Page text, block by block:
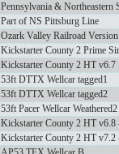
Pennsylvania & Northeastern
Part of NS Pittsburg Line
Ozark Valley Railroad
Kickstarter County 2 Prime
Kickstarter County 2 HT v6.7
53ft DTTX Wellcar tagged1
53ft DTTX Wellcar tagged2
53ft Pacer Wellcar
Kickstarter County 2 HT
Kickstarter County 2 HT v7.2